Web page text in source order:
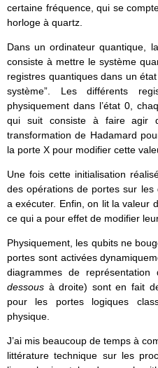
certaine fréquence, qui se
horloge à quartz.
Dans un ordinateur quantique,
consiste à mettre le système
registres quantiques dans un
système”. Les différents
physiquement dans l’état 0,
qui suit consiste à faire agir
transformation de Hadamard
la porte X pour modifier cette
Une fois cette initialisation
des opérations de portes sur les
a exécuter. Enfin, on lit la valeur
ce qui a pour effet de modifier
Physiquement, les qubits ne
portes sont activées
diagrammes de
dessous à droite) sont en fait
pour les portes logiques
physique.
J’ai mis beaucoup de temps à
littérature technique sur les